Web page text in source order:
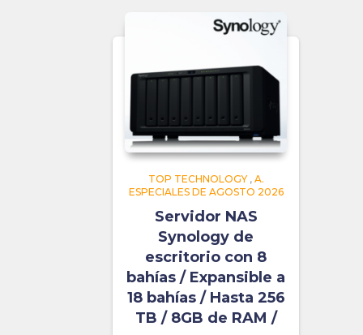
TOP TECHNOLOGY, A.
ESPECIALES DE AGOSTO 2026
Servidor NAS
Synology de
escritorio con 8
bahías / Expansible a
18 bahías / Hasta 256
TB / 8GB de RAM /